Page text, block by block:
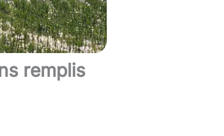
remplis